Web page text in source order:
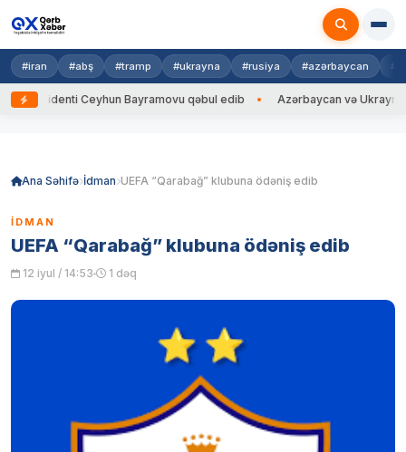
#iran #abş #tramp #ukrayna #rusiya #azərbaycan
Ceyhun Bayramovu qəbul edib Azərbaycan və Ukrayna XİN
Ana Səhifə İdman UEFA “Qarabağ” klubuna ödəniş edib
İDMAN
UEFA “Qarabağ” klubuna ödəniş edib
12 iyul / 14:53 1 dəq